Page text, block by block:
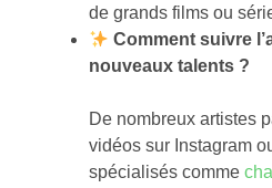
de grands films ou
Comment suivre
nouveaux talents ?
De nombreux artistes
vidéos sur Instagram
spécialisés comme